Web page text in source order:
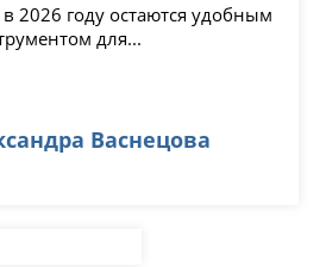
2026 году остаются удобным
для...
Васнецова